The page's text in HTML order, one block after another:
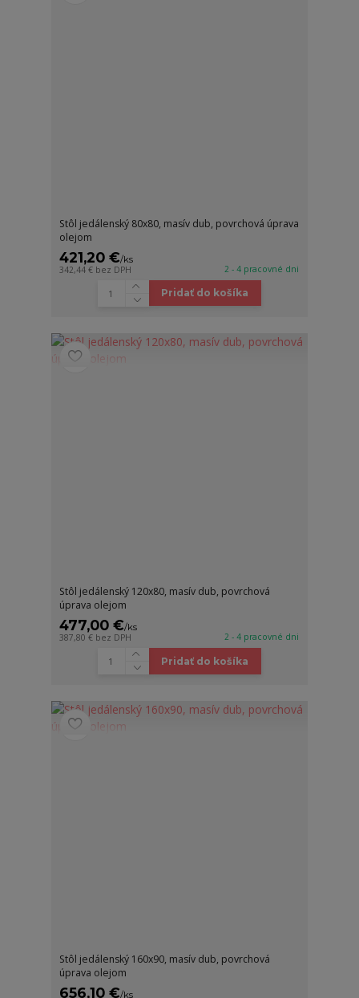
Stôl jedálenský 80x80, masív dub, povrchová úprava
olejom
421,20 €/ks
342,44 € bez DPH 2 - 4 pracovné dni
Pridať do košíka
Stôl jedálenský 120x80, masív dub, povrchová
úprava olejom
477,00 €/ks
387,80 € bez DPH 2 - 4 pracovné dni
Pridať do košíka
Stôl jedálenský 160x90, masív dub, povrchová
úprava olejom
656,10 €/ks